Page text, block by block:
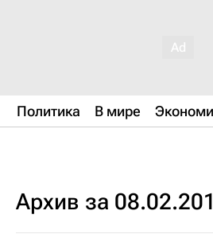
Политика В мире
Архив за